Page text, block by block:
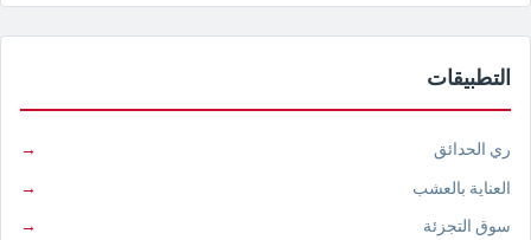
التطبيقات
ري الحدائق
العناية بالعشب
سوق التجزئة